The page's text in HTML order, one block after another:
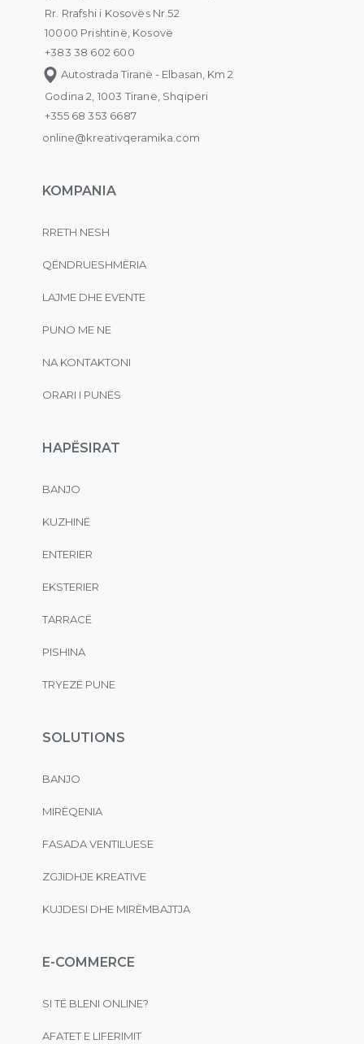
Rr. Rrafshi i Kosovës Nr.52
10000 Prishtinë, Kosovë
+383 38 602 600
Autostrada Tiranë - Elbasan, Km 2
Godina 2, 1003 Tiranë, Shqipëri
+355 68 353 6687
online@kreativqeramika.com
KOMPANIA
RRETH NESH
QËNDRUESHMËRIA
LAJME DHE EVENTE
PUNO ME NE
NA KONTAKTONI
ORARI I PUNËS
HAPËSIRAT
BANJO
KUZHINË
ENTERIER
EKSTERIER
TARRACË
PISHINA
TRYEZË PUNE
SOLUTIONS
BANJO
MIRËQENIA
FASADA VENTILUESE
ZGJIDHJE KREATIVE
KUJDESI DHE MIRËMBAJTJA
E-COMMERCE
SI TË BLENI ONLINE?
AFATET E LIFERIMIT